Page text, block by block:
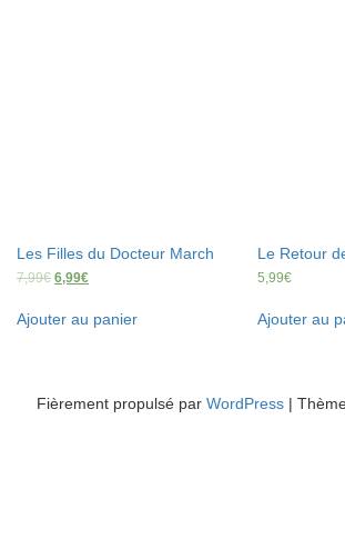
Les Filles du Docteur March
7,99€ 6,99€
Ajouter au panier
Le Retour
5,99€
Ajouter au
Fièrement propulsé par WordPress |